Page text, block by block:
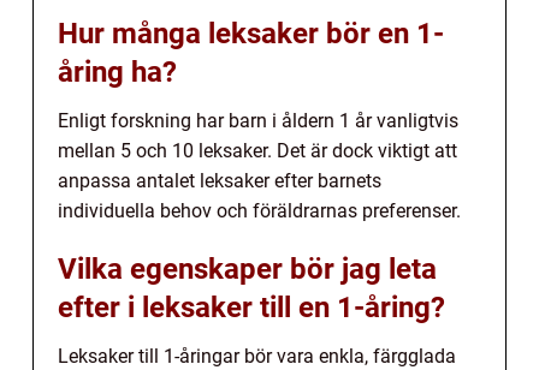
Hur många leksaker bör en 1-
åring ha?
Enligt forskning har barn i åldern 1 år vanligtvis
mellan 5 och 10 leksaker. Det är dock viktigt att
anpassa antalet leksaker efter barnets
individuella behov och föräldrarnas preferenser.
Vilka egenskaper bör jag leta
efter i leksaker till en 1-åring?
Leksaker till 1-åringar bör vara enkla, färgglada